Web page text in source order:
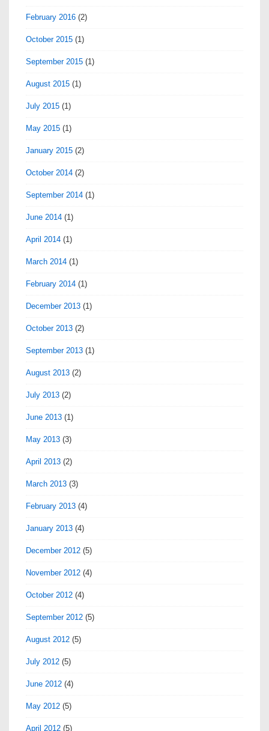
February 2016 (2)
October 2015 (1)
September 2015 (1)
August 2015 (1)
July 2015 (1)
May 2015 (1)
January 2015 (2)
October 2014 (2)
September 2014 (1)
June 2014 (1)
April 2014 (1)
March 2014 (1)
February 2014 (1)
December 2013 (1)
October 2013 (2)
September 2013 (1)
August 2013 (2)
July 2013 (2)
June 2013 (1)
May 2013 (3)
April 2013 (2)
March 2013 (3)
February 2013 (4)
January 2013 (4)
December 2012 (5)
November 2012 (4)
October 2012 (4)
September 2012 (5)
August 2012 (5)
July 2012 (5)
June 2012 (4)
May 2012 (5)
April 2012 (5)